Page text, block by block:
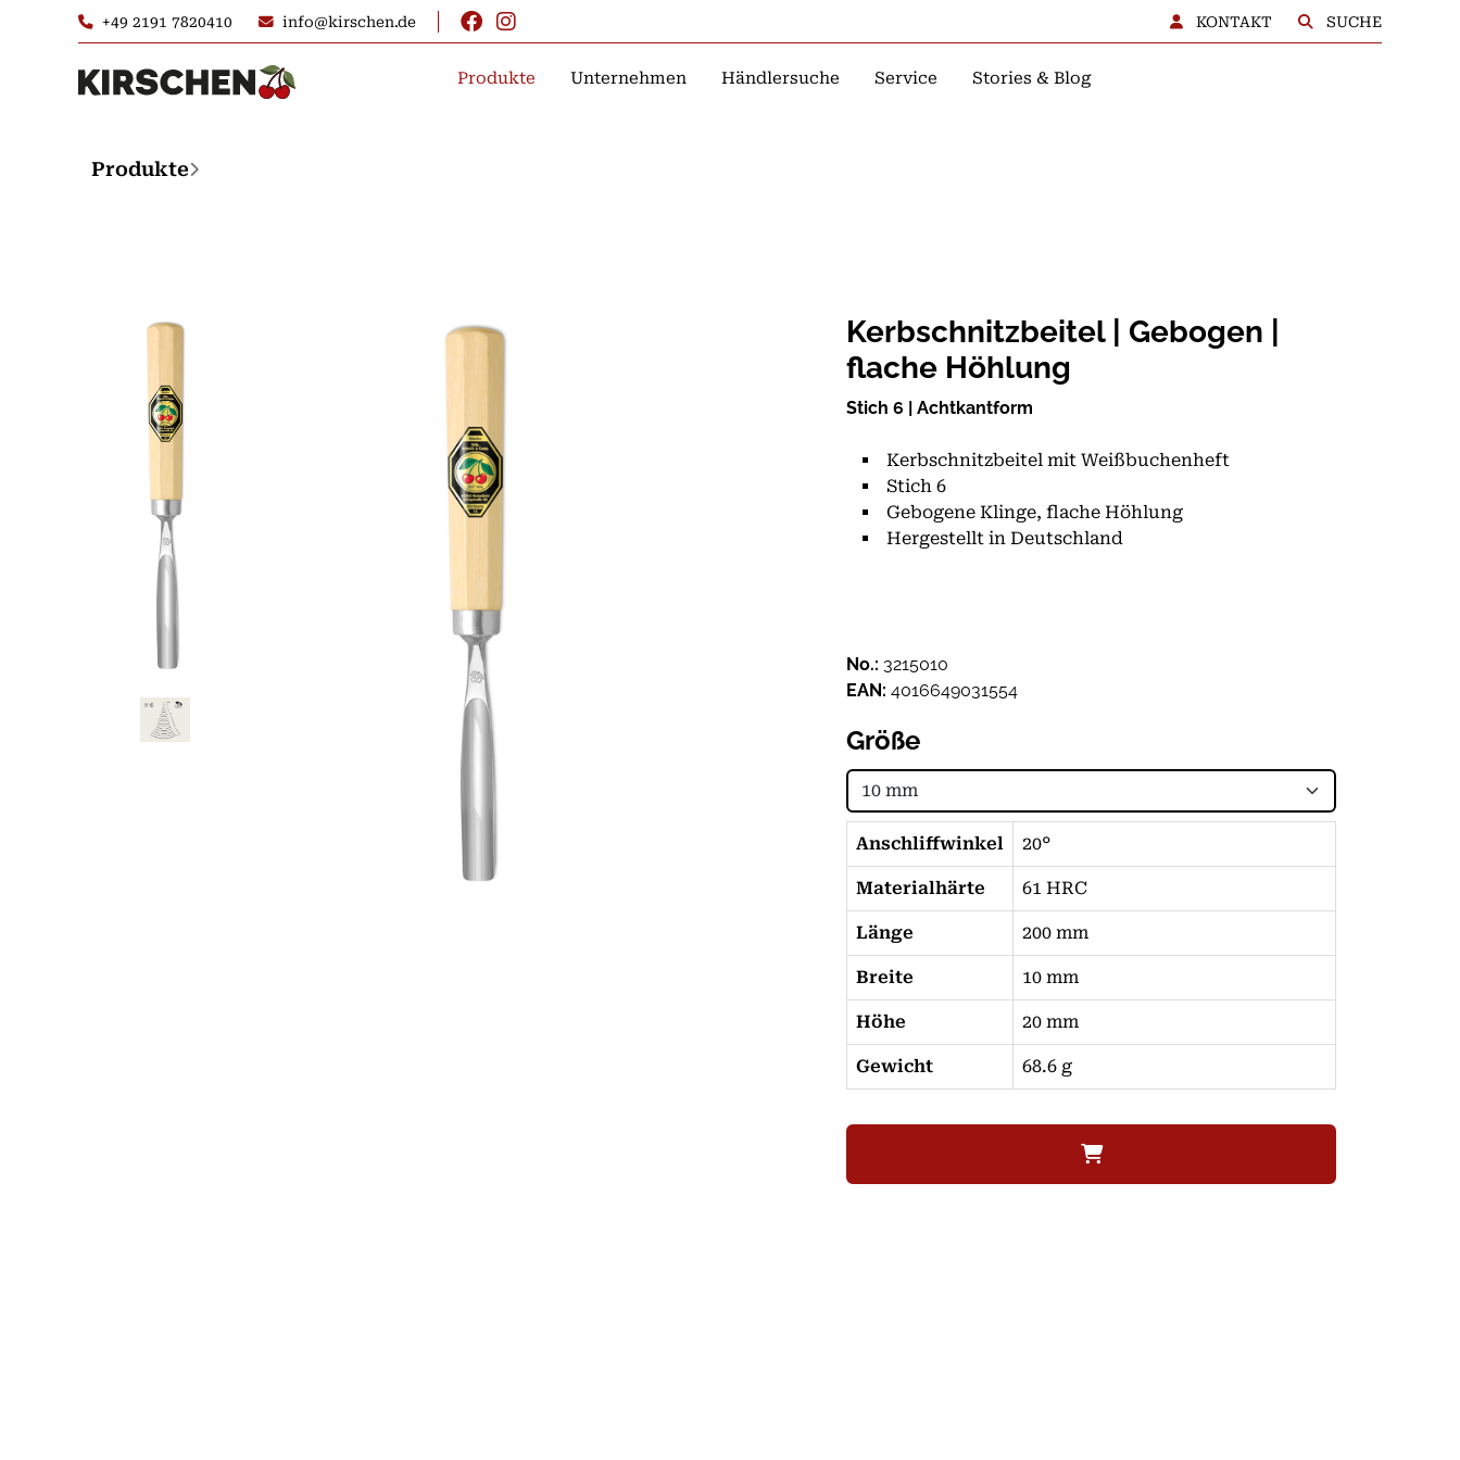
+49 2191 7820410 info@kirschen.de KONTAKT SUCHE
Produkte Unternehmen Händlersuche Service Stories & Blog
Produkte
Kerbschnitzbeitel | Gebogen |
flache Höhlung
Stich 6 | Achtkantform
Kerbschnitzbeitel mit Weißbuchenheft
Stich 6
Gebogene Klinge, flache Höhlung
Hergestellt in Deutschland
No.: 3215010
EAN: 4016649031554
Größe
Anschliffwinkel 20°
Materialhärte 61 HRC
Länge 200 mm
Breite 10 mm
Höhe 20 mm
Gewicht 68.6 g